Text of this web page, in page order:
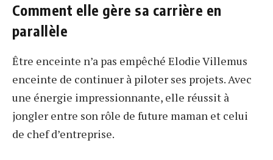
Comment elle gère sa carrière en
parallèle
Être enceinte n’a pas empêché Elodie Villemus
enceinte de continuer à piloter ses projets. Avec
une énergie impressionnante, elle réussit à
jongler entre son rôle de future maman et celui
de chef d’entreprise.